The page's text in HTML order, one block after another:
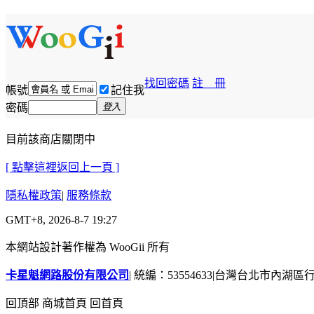
帳號 記住我
找回密碼 註 冊
密碼 登入
目前該商店關閉中
[ 點擊這裡返回上一頁 ]
隱私權政策| 服務條款
GMT+8, 2026-8-7 19:27
本網站設計著作權為 WooGii 所有
卡星魁網路股份有限公司 | 統編：53554633|台灣台北市內湖區
回頂部 商城首頁 回首頁